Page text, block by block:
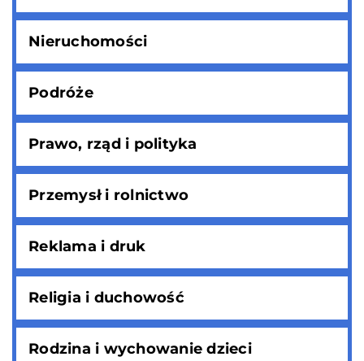
Nieruchomości
Podróże
Prawo, rząd i polityka
Przemysł i rolnictwo
Reklama i druk
Religia i duchowość
Rodzina i wychowanie dzieci